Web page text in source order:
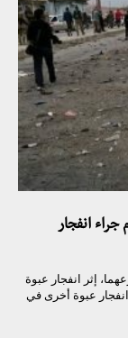
انفجار
إثر انفجار عبوة
عبوة أخرى في